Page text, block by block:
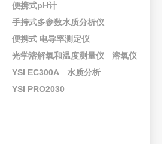
便携式pH计
手持式多参数水质分析仪
便携式 电导率测定仪
光学溶解氧和温度测量仪
溶氧仪
YSI EC300A
水质分析
YSI PRO2030